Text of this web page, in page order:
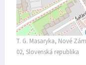
T. G. Masaryka, Nové
02, Slovenská republika